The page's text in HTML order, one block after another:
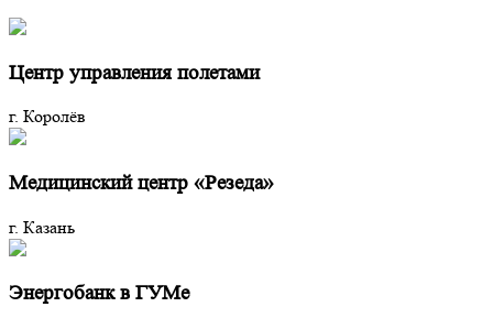
Центр управления полетами
г. Королёв
Медицинский центр «Резеда»
г. Казань
Энергобанк в ГУМе